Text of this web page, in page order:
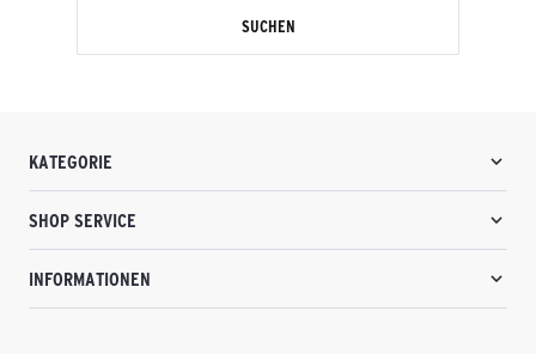
SUCHEN
KATEGORIE
SHOP SERVICE
INFORMATIONEN